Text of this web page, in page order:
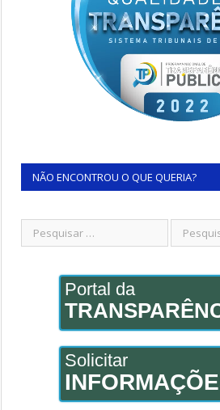
NÃO ENCONTROU O QUE QUERIA?
Portal da
Solicitar